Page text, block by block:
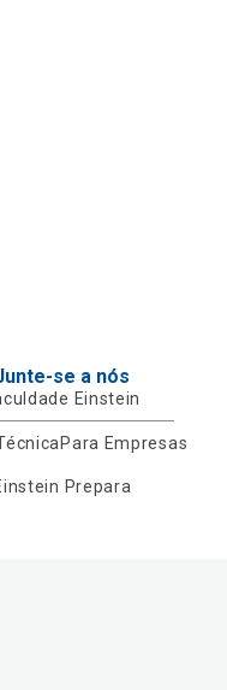
se a nós
Einstein
Para Empresas
Prepara